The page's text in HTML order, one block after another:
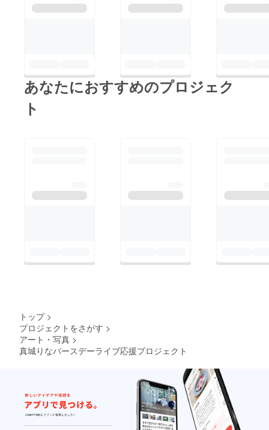
あなたにおすすめのプロジェク
ト
トップ >
プロジェクトをさがす >
アート・写真 >
真城りなバースデーライブ応援プロジェクト